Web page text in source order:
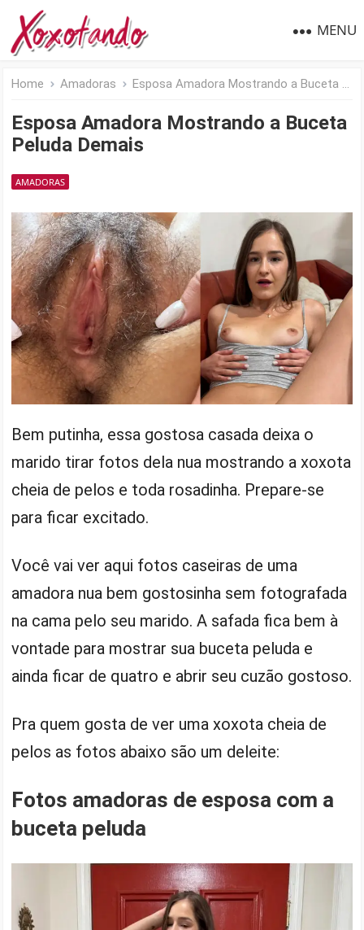
MENU
Home Amadoras Esposa Amadora Mostrando a Buceta Peluda Demais
Esposa Amadora Mostrando a Buceta
Peluda Demais
AMADORAS
Bem putinha, essa gostosa casada deixa o
marido tirar fotos dela nua mostrando a xoxota
cheia de pelos e toda rosadinha. Prepare-se
para ficar excitado.
Você vai ver aqui fotos caseiras de uma
amadora nua bem gostosinha sem fotografada
na cama pelo seu marido. A safada fica bem à
vontade para mostrar sua buceta peluda e
ainda ficar de quatro e abrir seu cuzão gostoso.
Pra quem gosta de ver uma xoxota cheia de
pelos as fotos abaixo são um deleite:
Fotos amadoras de esposa com a
buceta peluda